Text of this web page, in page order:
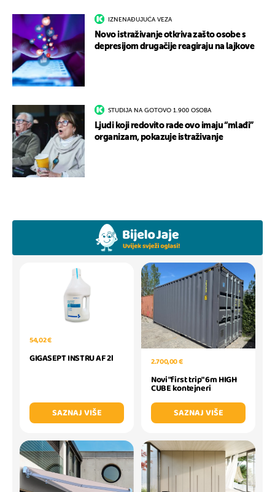
IZNENAĐUJUĆA VEZA
Novo istraživanje otkriva zašto osobe s
depresijom drugačije reagiraju na lajkove
STUDIJA NA GOTOVO 1.900 OSOBA
Ljudi koji redovito rade ovo imaju “mlađi”
organizam, pokazuje istraživanje
54,02 €
GIGASEPT INSTRU AF 2l
SAZNAJ VIŠE
2.700,00 €
Novi "first trip" 6m HIGH
CUBE kontejneri
SAZNAJ VIŠE